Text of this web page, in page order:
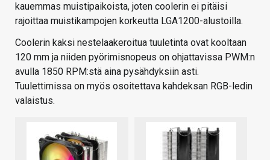
kauemmas muistipaikoista, joten coolerin ei pitäisi
rajoittaa muistikampojen korkeutta LGA1200-alustoilla.
Coolerin kaksi nestelaakeroitua tuuletinta ovat kooltaan
120 mm ja niiden pyörimisnopeus on ohjattavissa PWM:n
avulla 1850 RPM:stä aina pysähdyksiin asti.
Tuulettimissa on myös osoitettava kahdeksan RGB-ledin
valaistus.